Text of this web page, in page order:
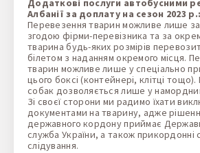
Додаткові послуги автобусними
Албанії за доплату на сезон 2023 р.:
Перевезення тварин можливе лише
згодою фірми-перевізника та за
тварина будь-яких розмірів
білетом з наданням окремого місця.
тварин можливе лише у спеціально
цього боксі (контейнері, клітці
собак дозволяється лише у
Зі своєї сторони ми радимо їхати
документами на тварину, адже
державного кордону приймає
служба України, а також прикордонні
слідування.